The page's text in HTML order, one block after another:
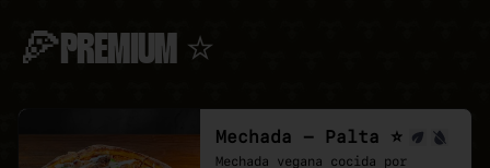
🍕PREMIUM ⭐
Mechada - Palta ⭐
Mechada vegana cocida por